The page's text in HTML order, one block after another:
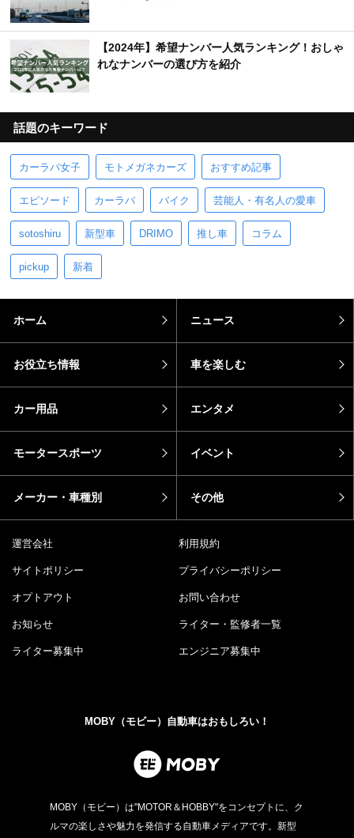
【2024年】希望ナンバー人気ランキング！おしゃ
れなナンバーの選び方を紹介
話題のキーワード
カーラバ女子 モトメガネカーズ おすすめ記事
エピソード カーラバ バイク 芸能人・有名人の愛車
sotoshiru 新型車 DRIMO 推し車 コラム
pickup 新着
ホーム ニュース
お役立ち情報 車を楽しむ
カー用品 エンタメ
モータースポーツ イベント
メーカー・車種別 その他
運営会社 利用規約
サイトポリシー プライバシーポリシー
オプトアウト お問い合わせ
お知らせ ライター・監修者一覧
ライター募集中 エンジニア募集中
MOBY（モビー）自動車はおもしろい！
MOBY（モビー）は"MOTOR＆HOBBY"をコンセプトに、ク
ルマの楽しさや魅力を発信する自動車メディアです。新型